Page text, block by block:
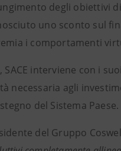
degli obiettivi
uno sconto sul
i comportamenti
SACE interviene con i
necessaria agli
del Sistema Paese.
del Gruppo